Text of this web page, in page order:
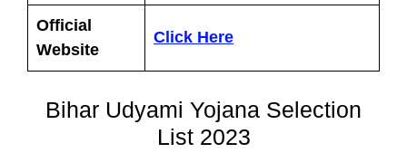
Official
Website
Click Here
Bihar Udyami Yojana Selection
List 2023